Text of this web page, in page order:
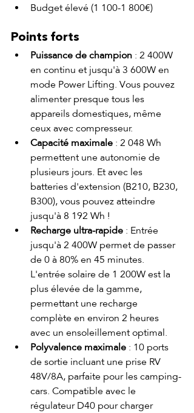
Budget élevé (1 100-1 800€)
Points forts
Puissance de champion : 2 400W
en continu et jusqu'à 3 600W en
mode Power Lifting. Vous pouvez
alimenter presque tous les
appareils domestiques, même
ceux avec compresseur.
Capacité maximale : 2 048 Wh
permettent une autonomie de
plusieurs jours. Et avec les
batteries d'extension (B210, B230,
B300), vous pouvez atteindre
jusqu'à 8 192 Wh !
Recharge ultra-rapide : Entrée
jusqu'à 2 400W permet de passer
de 0 à 80% en 45 minutes.
L'entrée solaire de 1 200W est la
plus élevée de la gamme,
permettant une recharge
complète en environ 2 heures
avec un ensoleillement optimal.
Polyvalence maximale : 10 ports
de sortie incluant une prise RV
48V/8A, parfaite pour les camping-
cars. Compatible avec le
régulateur D40 pour charger